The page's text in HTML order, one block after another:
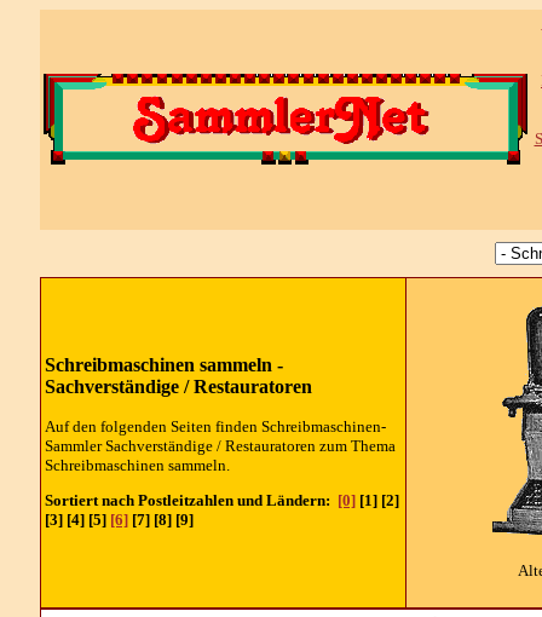
Schreibmaschinen sammeln -
Sachverständige / Restauratoren
Auf den folgenden Seiten finden Schreibmaschinen-
Sammler Sachverständige / Restauratoren zum Thema
Schreibmaschinen sammeln.
Sortiert nach Postleitzahlen und Ländern: [0][1] [2]
[3] [4] [5] [6][7] [8] [9]